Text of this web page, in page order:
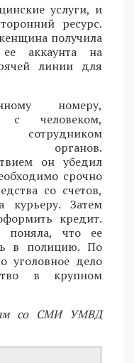
услуги, и
ресурс.
получила
аккаунта на
линии для
номеру,
с человеком,
органов.
он убедил
срочно
со счетов,
курьеру. Затем
кредит.
что ее
в полицию. По
уголовное дело
в крупном
со СМИ УМВД